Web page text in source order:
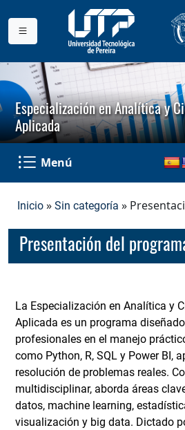
Especialización en Analítica y
Aplicada
Menú
Inicio » Sin categoría »
Presentación del
La Especialización en Analítica y
Aplicada es un programa
profesionales en el manejo
como Python, R, SQL y Power BI,
resolución de problemas reales.
multidisciplinar, aborda áreas
datos, machine learning,
visualización y big data. Dictado